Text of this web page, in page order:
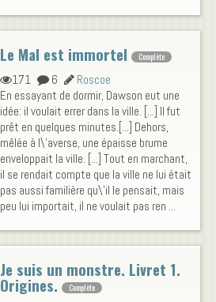
Le Mal est immortel Complète
171 6
Roscoe
En essayant de dormir, Dawson eut une
idée: il voulait errer dans la ville. [...] Il fut
prêt en quelques minutes.[...] Dehors,
mêlée à l\'averse, une épaisse brume
enveloppait la ville. [...] Tout en marchant,
il se rendait compte que la ville ne lui était
pas aussi familière qu\'il le pensait, mais
peu lui importait, il ne voulait pas ren ...
Je suis un monstre. Livret 1.
Origines. Complète